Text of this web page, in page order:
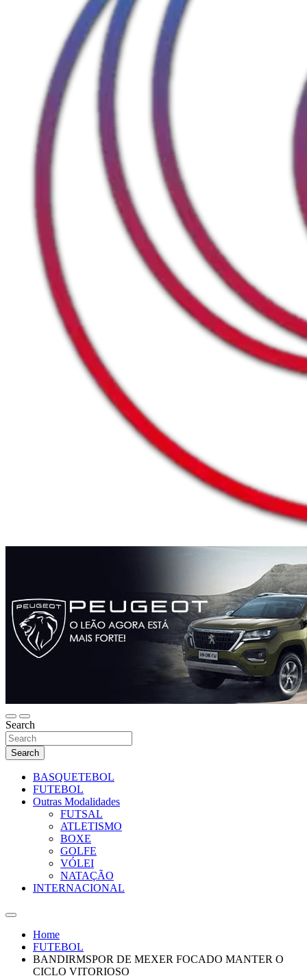
Search
Search
BASQUETEBOL
FUTEBOL
Outras Modalidades
FUTSAL
ATLETISMO
BOXE
GOLFE
VÓLEI
NATAÇÃO
INTERNACIONAL
Home
FUTEBOL
BANDIRMSPOR DE MEXER FOCADO MANTER O
CICLO VITORIOSO